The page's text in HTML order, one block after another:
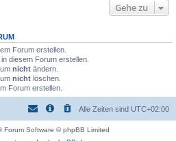
Gehe zu
Forum erstellen.
diesem Forum erstellen.
nicht ändern.
nicht löschen.
Forum erstellen.
Alle Zeiten sind UTC+02:00
Forum Software © phpBB Limited